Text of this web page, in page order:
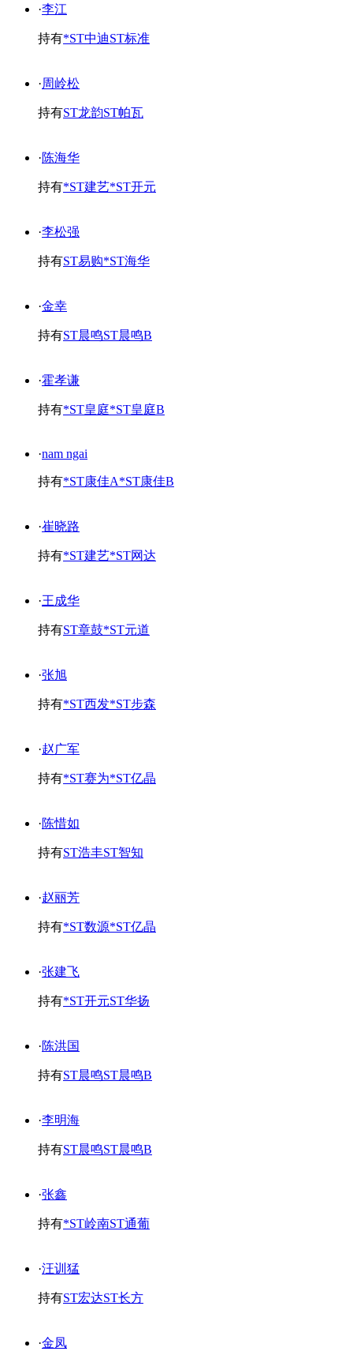
·李江
持有*ST中迪ST标准
·周岭松
持有ST龙韵ST帕瓦
·陈海华
持有*ST建艺*ST开元
·李松强
持有ST易购*ST海华
·金幸
持有ST晨鸣ST晨鸣B
·霍孝谦
持有*ST皇庭*ST皇庭B
·nam ngai
持有*ST康佳A*ST康佳B
·崔晓路
持有*ST建艺*ST网达
·王成华
持有ST章鼓*ST元道
·张旭
持有*ST西发*ST步森
·赵广军
持有*ST赛为*ST亿晶
·陈惜如
持有ST浩丰ST智知
·赵丽芳
持有*ST数源*ST亿晶
·张建飞
持有*ST开元ST华扬
·陈洪国
持有ST晨鸣ST晨鸣B
·李明海
持有ST晨鸣ST晨鸣B
·张鑫
持有*ST岭南ST通葡
·汪训猛
持有ST宏达ST长方
·金凤